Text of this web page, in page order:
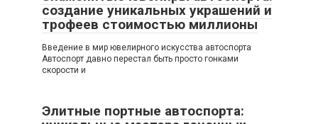
создание уникальных украшений и
трофеев стоимостью миллионы
Введение в мир ювелирного искусства автоспорта
Автоспорт давно перестал быть просто гонками
скорости и
Элитные портные автоспорта: